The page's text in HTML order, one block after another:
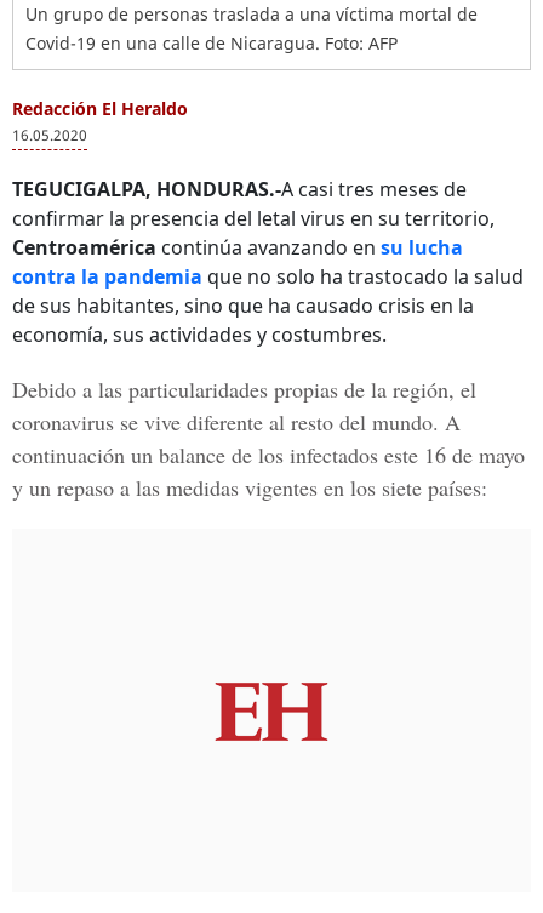
Un grupo de personas traslada a una víctima mortal de
Covid-19 en una calle de Nicaragua. Foto: AFP
Redacción El Heraldo
16.05.2020
TEGUCIGALPA, HONDURAS.-A casi tres meses de
confirmar la presencia del letal virus en su territorio,
Centroamérica continúa avanzando en su lucha
contra la pandemia que no solo ha trastocado la salud
de sus habitantes, sino que ha causado crisis en la
economía, sus actividades y costumbres.
Debido a las particularidades propias de la región, el
coronavirus se vive diferente al resto del mundo. A
continuación un balance de los infectados este 16 de mayo
y un repaso a las medidas vigentes en los siete países: